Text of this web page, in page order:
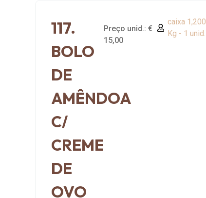
117.
BOLO
DE
AMÊNDOA
C/
CREME
DE
OVO
Preço unid.: €
15,00
caixa 1,200
Kg - 1 unid.